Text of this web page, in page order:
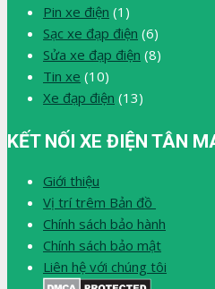
Pin xe điện (1)
Sạc xe đạp điện (6)
Sửa xe đạp điện (8)
Tin xe (10)
Xe đạp điện (13)
KẾT NỐI XE ĐIỆN TÂN
Giới thiệu
Vị trí trêm Bản đồ
Chính sách bảo hành
Chính sách bảo mật
Liên hệ với chúng tôi